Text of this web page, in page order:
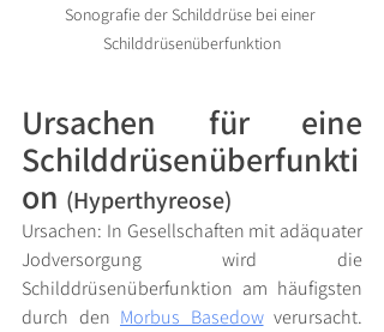
Sonografie der Schilddrüse bei einer
Schilddrüsenüberfunktion
Schilddrüsenüberfunkti
on (Hyperthyreose)
Ursachen: In Gesellschaften mit adäquater
Jodversorgung wird die
Schilddrüsenüberfunktion am häufigsten
durch den Morbus Basedow verursacht.